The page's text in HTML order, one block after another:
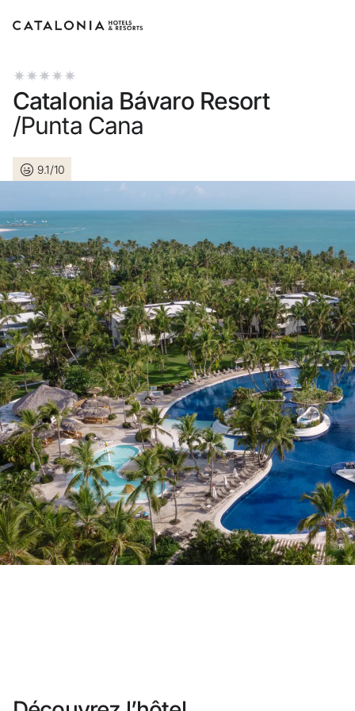
Vous avez oublié votre mot
ou utilisez l’une de ces
Connexion via
Connexion par adresse
Vous n'êtes pas encore inscrit ?
Créer un compte
Profitez des avantages du
Meilleur prix garanti
Annulation gratuite
Catalonia Bávaro Resort
/Punta Cana
9.1/10